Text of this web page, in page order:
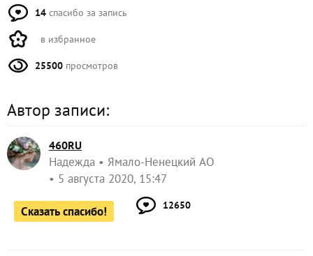
14 спасибо за запись
в избранное
25500 просмотров
Автор записи:
460RU
Надежда
Ямало-Ненецкий АО
5 августа 2020, 15:47
Сказать спасибо! 12650